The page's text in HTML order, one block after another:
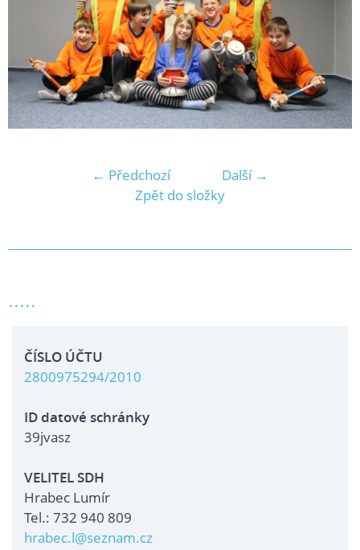
← Předchozí
Další →
Zpět do složky
.....
ČÍSLO ÚČTU
2800975294/2010
ID datové schránky
39jvasz
VELITEL SDH
Hrabec Lumír
Tel.: 732 940 809
hrabec.l@seznam.cz